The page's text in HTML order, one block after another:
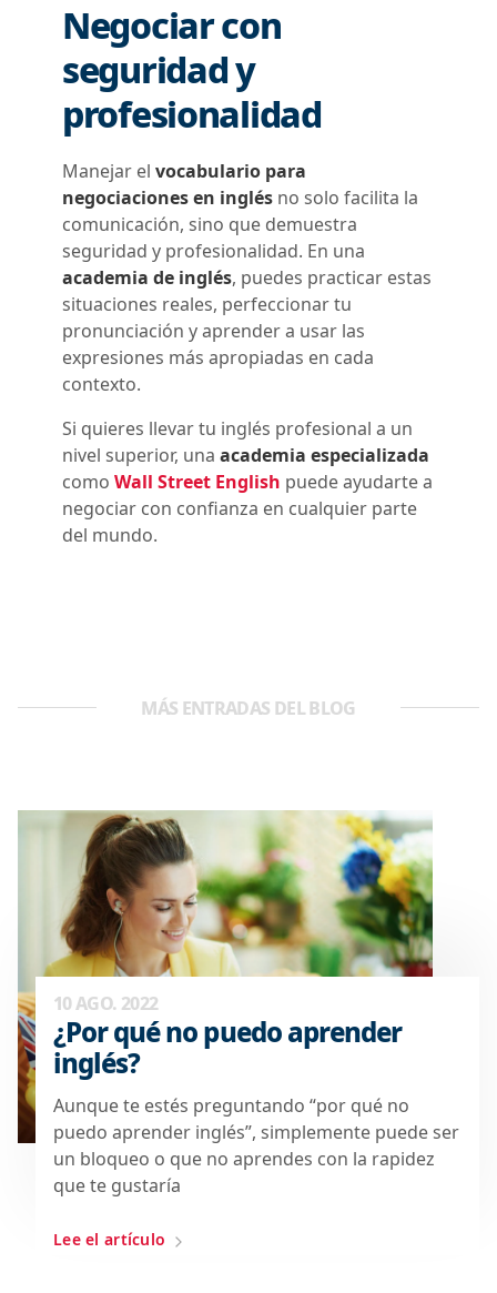
Negociar con
seguridad y
profesionalidad
Manejar el vocabulario para
negociaciones en inglés no solo facilita la
comunicación, sino que demuestra
seguridad y profesionalidad. En una
academia de inglés, puedes practicar estas
situaciones reales, perfeccionar tu
pronunciación y aprender a usar las
expresiones más apropiadas en cada
contexto.
Si quieres llevar tu inglés profesional a un
nivel superior, una academia especializada
como Wall Street English puede ayudarte a
negociar con confianza en cualquier parte
del mundo.
MÁS ENTRADAS DEL BLOG
10 AGO. 2022
¿Por qué no puedo aprender
inglés?
Aunque te estés preguntando “por qué no
puedo aprender inglés”, simplemente puede ser
un bloqueo o que no aprendes con la rapidez
que te gustaría
Lee el artículo